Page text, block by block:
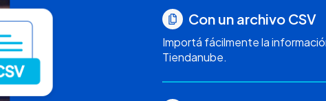
Con un archivo CSV
Importá fácilmente la
Tiendanube.